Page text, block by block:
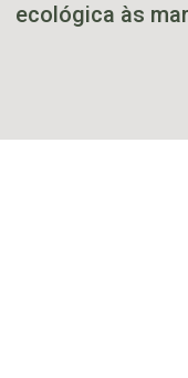
ecológica às